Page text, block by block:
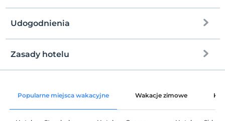
Przy plaży
Piaszczysta, żwirowa plaża mieszana
Niebieska flaga
Udogodnienia
Części wspólne i wszystkie pokoje
Zasady hotelu
Zameldować się
Wymeldować się
Przed 12:00
Popularne miejsca wakacyjne Wakacje zimowe